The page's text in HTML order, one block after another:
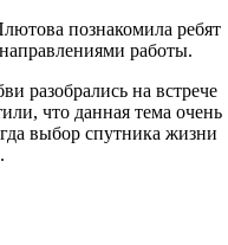
познакомила ребят
работы.
разобрались на встрече
что данная тема очень
выбор спутника жизни